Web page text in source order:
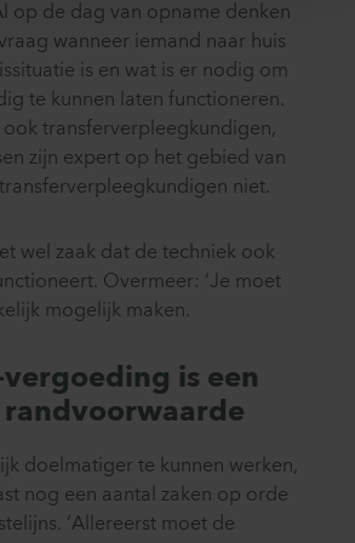
op de dag van opname denken
wanneer iemand naar huis
is en wat is er nodig om
te kunnen laten functioneren.
ook transferverpleegkundigen,
zijn expert op het gebied van
niet.
wel zaak dat de techniek ook
Overmeer: ‘Je moet
mogelijk maken.
is een
randvoorwaarde
doelmatiger te kunnen werken,
nog een aantal zaken op orde
‘Allereerst moet de